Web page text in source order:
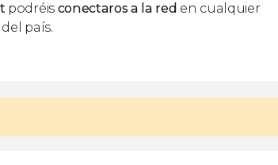
podréis conectaros a la red en cualquier
país.